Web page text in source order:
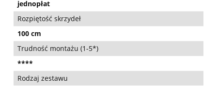
jednopłat
Rozpiętość skrzydeł
100 cm
Trudność montażu (1-5*)
****
Rodzaj zestawu